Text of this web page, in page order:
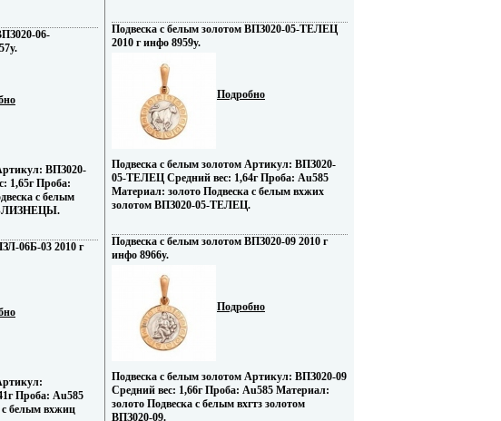
06-
ВПЗ020-
1,65г Проба:
с белым
БЛИЗНЕЦЫ.
06Б-03 2010 г
Проба: Au585
с белым вхжиц
Подвеска с белым золотом ВПЗ020-05-ТЕЛЕЦ
2010 г инфо 8959y.
Подробно
Подвеска с белым золотом Артикул: ВПЗ020-
05-ТЕЛЕЦ Средний вес: 1,64г Проба: Au585
Материал: золото Подвеска с белым вхжих
золотом ВПЗ020-05-ТЕЛЕЦ.
Подвеска с белым золотом ВПЗ020-09 2010 г
инфо 8966y.
Подробно
Подвеска с белым золотом Артикул: ВПЗ020-09
Средний вес: 1,66г Проба: Au585 Материал:
золото Подвеска с белым вхгтз золотом
ВПЗ020-09.